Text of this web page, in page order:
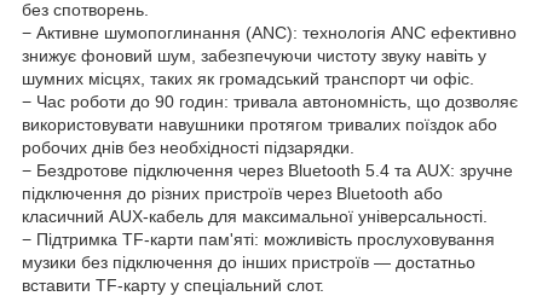
без спотворень.
− Активне шумопоглинання (ANC): технологія ANC ефективно
знижує фоновий шум, забезпечуючи чистоту звуку навіть у
шумних місцях, таких як громадський транспорт чи офіс.
− Час роботи до 90 годин: тривала автономність, що дозволяє
використовувати навушники протягом тривалих поїздок або
робочих днів без необхідності підзарядки.
− Бездротове підключення через Bluetooth 5.4 та AUX: зручне
підключення до різних пристроїв через Bluetooth або
класичний AUX-кабель для максимальної універсальності.
− Підтримка TF-карти пам'яті: можливість прослуховування
музики без підключення до інших пристроїв — достатньо
вставити TF-карту у спеціальний слот.